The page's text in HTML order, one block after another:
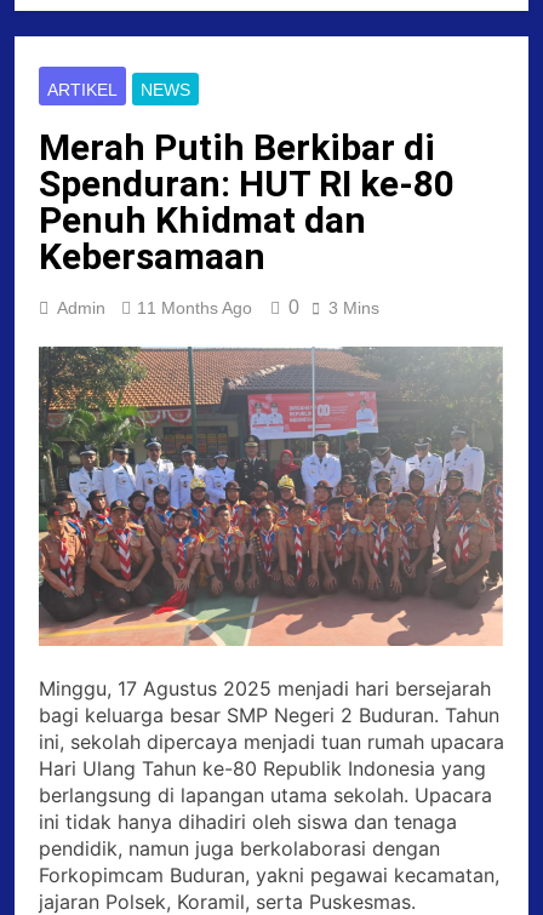
ARTIKEL NEWS
Merah Putih Berkibar di
Spenduran: HUT RI ke-80
Penuh Khidmat dan
Kebersamaan
Admin 11 Months Ago 0 3 Mins
Minggu, 17 Agustus 2025 menjadi hari bersejarah
bagi keluarga besar SMP Negeri 2 Buduran. Tahun
ini, sekolah dipercaya menjadi tuan rumah upacara
Hari Ulang Tahun ke-80 Republik Indonesia yang
berlangsung di lapangan utama sekolah. Upacara
ini tidak hanya dihadiri oleh siswa dan tenaga
pendidik, namun juga berkolaborasi dengan
Forkopimcam Buduran, yakni pegawai kecamatan,
jajaran Polsek, Koramil, serta Puskesmas.